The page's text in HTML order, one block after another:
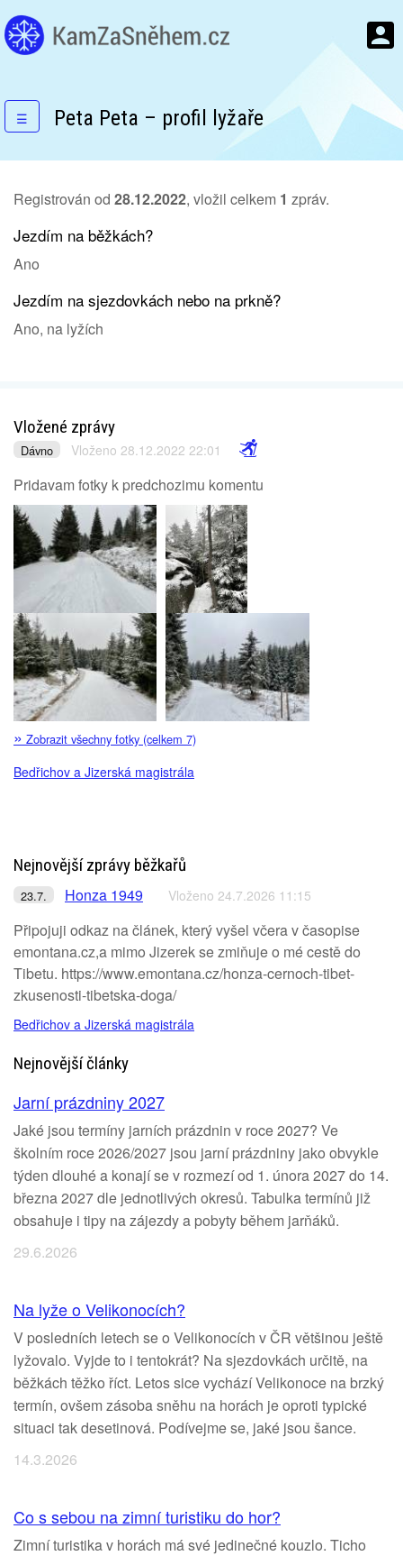
☰ Peta Peta – profil lyžaře
Registrován od 28.12.2022, vložil celkem 1 zpráv.
Jezdím na běžkách?
Ano
Jezdím na sjezdovkách nebo na prkně?
Ano, na lyžích
Vložené zprávy
Dávno Vloženo 28.12.2022 22:01
Pridavam fotky k predchozimu komentu
» Zobrazit všechny fotky (celkem 7)
Bedřichov a Jizerská magistrála
Nejnovější zprávy běžkařů
23.7. Honza 1949 Vloženo 24.7.2026 11:15
Připojuji odkaz na článek, který vyšel včera v časopise
emontana.cz,a mimo Jizerek se zmiňuje o mé cestě do
Tibetu. https://www.emontana.cz/honza-cernoch-tibet-
zkusenosti-tibetska-doga/
Bedřichov a Jizerská magistrála
Nejnovější články
Jarní prázdniny 2027
Jaké jsou termíny jarních prázdnin v roce 2027? Ve
školním roce 2026/2027 jsou jarní prázdniny jako obvykle
týden dlouhé a konají se v rozmezí od 1. února 2027 do 14.
března 2027 dle jednotlivých okresů. Tabulka termínů již
obsahuje i tipy na zájezdy a pobyty během jarňáků.
29.6.2026
Na lyže o Velikonocích?
V posledních letech se o Velikonocích v ČR většinou ještě
lyžovalo. Vyjde to i tentokrát? Na sjezdovkách určitě, na
běžkách těžko říct. Letos sice vychází Velikonoce na brzký
termín, ovšem zásoba sněhu na horách je oproti typické
situaci tak desetinová. Podívejme se, jaké jsou šance.
14.3.2026
Co s sebou na zimní turistiku do hor?
Zimní turistika v horách má své jedinečné kouzlo. Ticho